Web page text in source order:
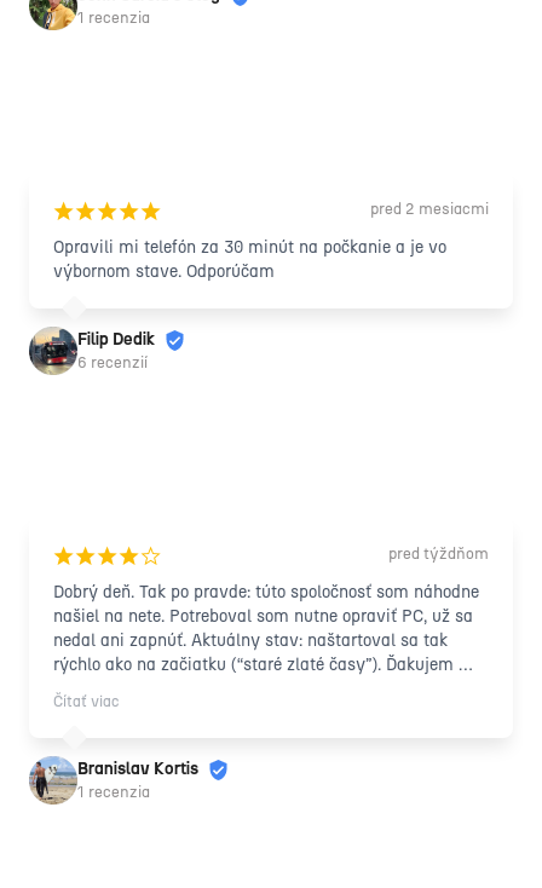
1 recenzia
¡¡¡¡¡ pred 2 mesiacmi
Opravili mi telefón za 30 minút na počkanie a je vo
výbornom stave. Odporúčam
Filip Dedik
6 recenzií
¡¡¡¡¢ pred týždňom
Dobrý deň. Tak po pravde: túto spoločnosť som náhodne
našiel na nete. Potreboval som nutne opraviť PC, už sa
nedal ani zapnúť. Aktuálny stav: naštartoval sa tak
rýchlo ako na začiatku (“staré zlaté časy”). Ďakujem
Vám.
Čítať viac
Branislav Kortis
1 recenzia